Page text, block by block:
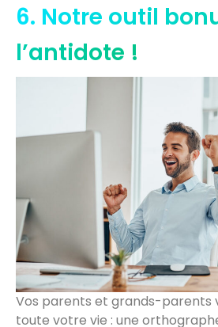
6. Notre outil
l’antidote !
Vos parents et grands-parents
toute votre vie : une